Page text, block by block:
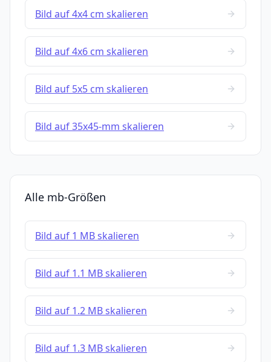
Bild auf 4x4 cm skalieren
Bild auf 4x6 cm skalieren
Bild auf 5x5 cm skalieren
Bild auf 35x45-mm skalieren
Alle mb-Größen
Bild auf 1 MB skalieren
Bild auf 1.1 MB skalieren
Bild auf 1.2 MB skalieren
Bild auf 1.3 MB skalieren